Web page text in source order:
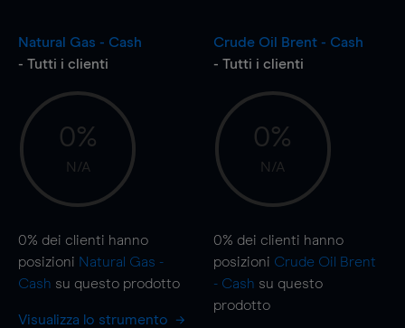
Natural Gas - Cash
- Tutti i clienti
0%
N/A
0% dei clienti hanno
posizioni Natural Gas -
Cash su questo prodotto
Visualizza lo strumento
Crude Oil Brent - Cash
- Tutti i clienti
0%
N/A
0% dei clienti hanno
posizioni Crude Oil Brent
- Cash su questo
prodotto